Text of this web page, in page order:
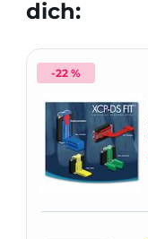
dich:
-22 %